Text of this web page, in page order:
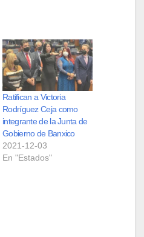
Ratifican a Victoria
Rodríguez Ceja como
integrante de la Junta de
Gobierno de Banxico
2021-12-03
En "Estados"